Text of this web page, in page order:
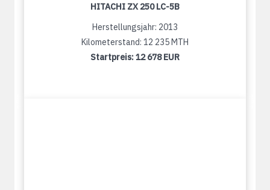
HITACHI ZX 250 LC-5B
Herstellungsjahr: 2013
Kilometerstand: 12 235 MTH
Startpreis:12 678 EUR